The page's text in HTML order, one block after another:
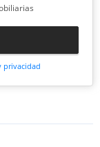
privacidad